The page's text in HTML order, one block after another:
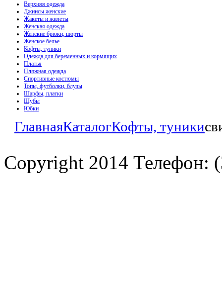
Верхняя одежда
Джинсы женские
Жакеты и жилеты
Женская одежда
Женские брюки, шорты
Женское белье
Кофты, туники
Одежда для беременных и кормящих
Платья
Пляжная одежда
Спортивные костюмы
Топы, футболки, блузы
Шарфы, платки
Шубы
Юбки
ГлавнаяКаталогКофты, туники
Copyright 2014 Телефон: